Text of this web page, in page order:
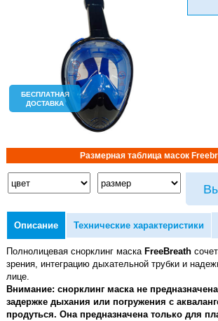
БЕСПЛАТНАЯ
ДОСТАВКА
Размерная таблица масок
Описание Технические характеристики
Полнолицевая снорклинг маска FreeBreath
зрения, интеграцию дыхательной трубки и
лице.
Внимание: снорклинг маска не
задержке дыхания или погружения с
продуться. Она предназначена только для